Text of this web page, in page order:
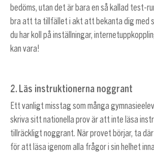
bedöms, utan det är bara en så kallad test-
bra att ta tillfället i akt att bekanta dig med
du har koll på inställningar,
kan vara!
2. Läs instruktionerna noggrant
Ett vanligt misstag som många
skriva sitt nationella prov är att inte läsa
tillräckligt noggrant. När provet börjar, ta
för att läsa igenom alla frågor i sin helhet